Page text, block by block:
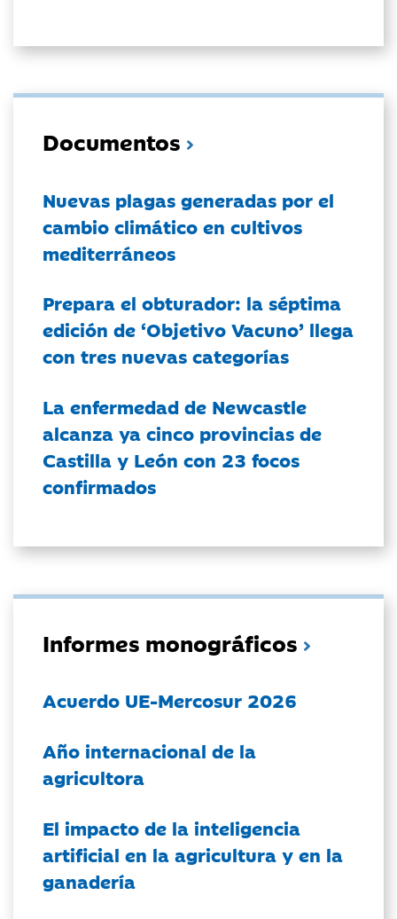
Documentos
Nuevas plagas generadas por el
cambio climático en cultivos
mediterráneos
Prepara el obturador: la séptima
edición de ‘Objetivo Vacuno’ llega
con tres nuevas categorías
La enfermedad de Newcastle
alcanza ya cinco provincias de
Castilla y León con 23 focos
confirmados
Informes monográficos
Acuerdo UE-Mercosur 2026
Año internacional de la
agricultora
El impacto de la inteligencia
artificial en la agricultura y en la
ganadería